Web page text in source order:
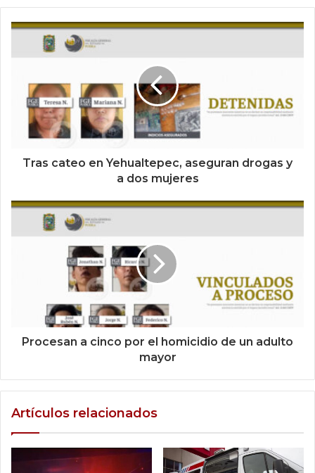
Tras cateo en Yehualtepec, aseguran drogas y
a dos mujeres
Procesan a cinco por el homicidio de un adulto
mayor
Artículos relacionados